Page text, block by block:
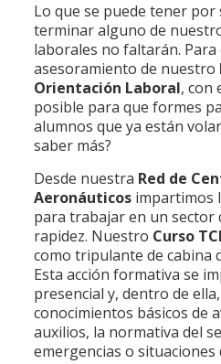
Lo que se puede tener por
terminar alguno de
laborales no faltarán.
asesoramiento de nuestro
Orientación Laboral, con
posible para que formes
alumnos que ya están
saber más?
Desde nuestra Red de
Aeronáuticosimpartimos
para trabajar en un sector
rapidez. Nuestro Curso
como tripulante de cabina
Esta acción formativa se
presencial y, dentro de
conocimientos básicos de
auxilios, la normativa del
emergencias o situaciones